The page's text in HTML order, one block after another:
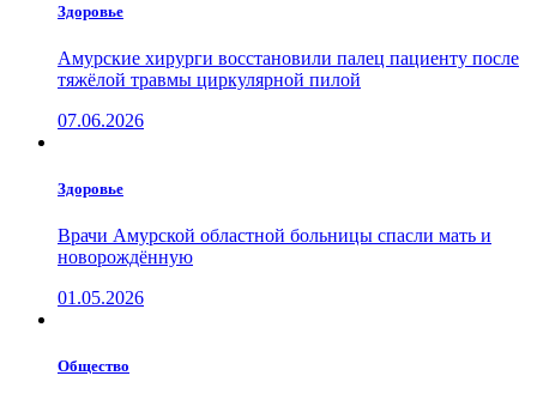
Здоровье
Амурские хирурги восстановили палец пациенту после
тяжёлой травмы циркулярной пилой
07.06.2026
Здоровье
Врачи Амурской областной больницы спасли мать и
новорождённую
01.05.2026
Общество